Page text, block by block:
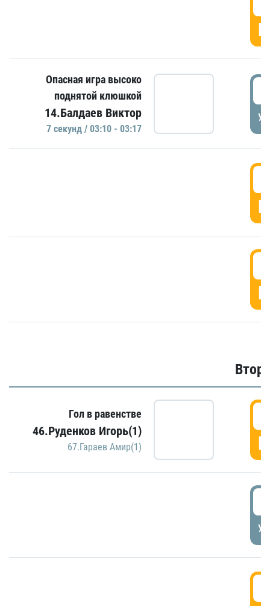
Опасная игра высоко
поднятой клюшкой
14.Балдаев Виктор
7 секунд / 03:10 - 03:17
Гол в равенстве
46.Руденков Игорь(1)
67.Гараев Амир(1)